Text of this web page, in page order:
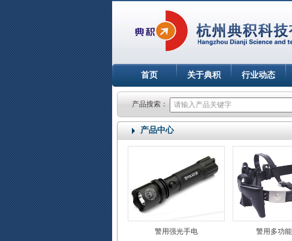
首页 关于典积 行业动态
产品搜索：
产品中心
警用强光手电 警用多功